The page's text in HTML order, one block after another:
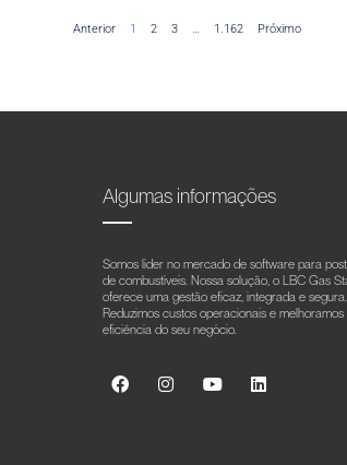
Anterior 1 2 3 … 1.162 Próximo
Algumas informações
Somos líder no mercado de software para
de combustíveis. Nossa solução, o LBC Gas
oferece uma gestão eficaz, integrada e segura.
Reduzimos custos operacionais e melhoramos
eficiência do seu negócio.